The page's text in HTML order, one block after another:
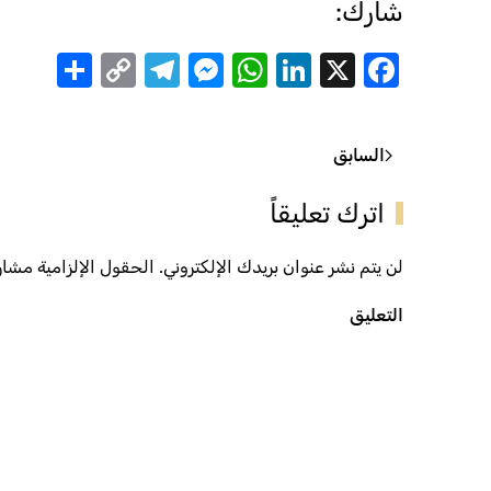
شارك:
Facebook
X
LinkedIn
WhatsApp
Messenger
Telegram
Copy
السابق
اترك تعليقاً
لن يتم نشر عنوان بريدك الإلكتروني. الحقول الإلزامية مشار
التعليق